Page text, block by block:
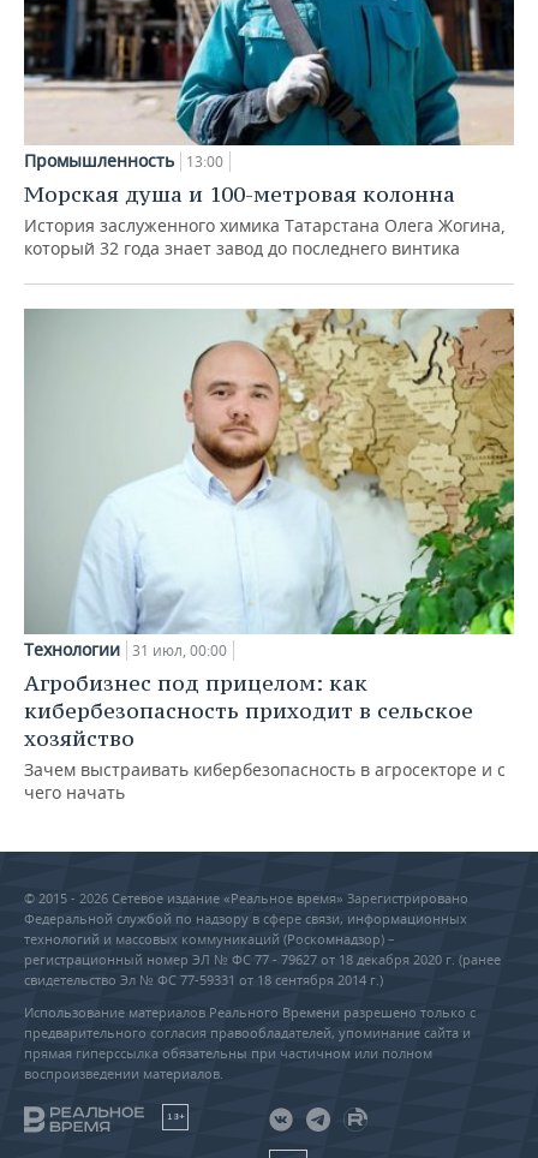
Промышленность 13:00
Морская душа и 100-метровая колонна
История заслуженного химика Татарстана Олега Жогина,
который 32 года знает завод до последнего винтика
Технологии 31 июл, 00:00
Агробизнес под прицелом: как
кибербезопасность приходит в сельское
хозяйство
Зачем выстраивать кибербезопасность в агросекторе и с
чего начать
© 2015 - 2026 Сетевое издание «Реальное время» Зарегистрировано
Федеральной службой по надзору в сфере связи, информационных
технологий и массовых коммуникаций (Роскомнадзор) –
регистрационный номер ЭЛ № ФС 77 - 79627 от 18 декабря 2020 г. (ранее
свидетельство Эл № ФС 77-59331 от 18 сентября 2014 г.)
Использование материалов Реального Времени разрешено только с
предварительного согласия правообладателей, упоминание сайта и
прямая гиперссылка обязательны при частичном или полном
воспроизведении материалов.
18+